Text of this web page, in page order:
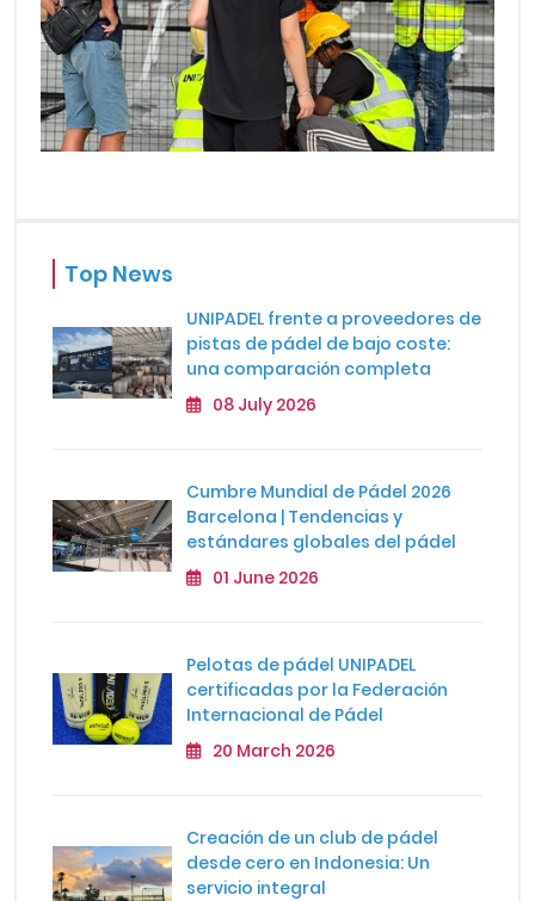
Top News
UNIPADEL frente a proveedores de
pistas de pádel de bajo coste:
una comparación completa
08 July 2026
Cumbre Mundial de Pádel 2026
Barcelona | Tendencias y
estándares globales del pádel
01 June 2026
Pelotas de pádel UNIPADEL
certificadas por la Federación
Internacional de Pádel
20 March 2026
Creación de un club de pádel
desde cero en Indonesia: Un
servicio integral